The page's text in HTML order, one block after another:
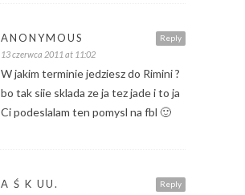
Reply
ANONYMOUS
13 czerwca 2011 at 11:02
W jakim terminie jedziesz do Rimini ?
bo tak siie sklada ze ja tez jade i to ja
Ci podeslalam ten pomysl na fbl 🙂
Reply
A Ś K UU.